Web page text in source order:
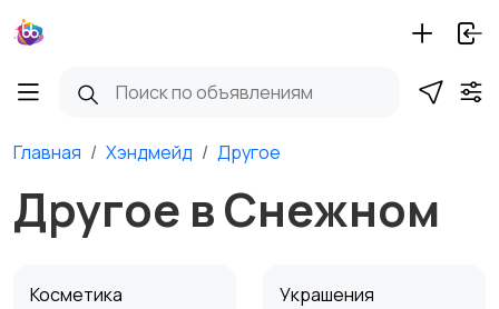
Главная Хэндмейд Другое
Другое в Снежном
Косметика Украшения